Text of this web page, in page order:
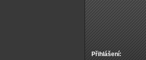
Přihlášení: